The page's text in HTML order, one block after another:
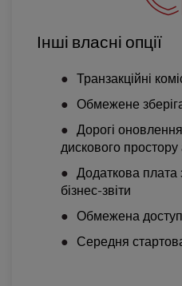
Інші власні опції
Транзакційні
Обмежене
Дорогі
дискового простору
Додаткова плата
бізнес-звіти
Обмежена
Середня